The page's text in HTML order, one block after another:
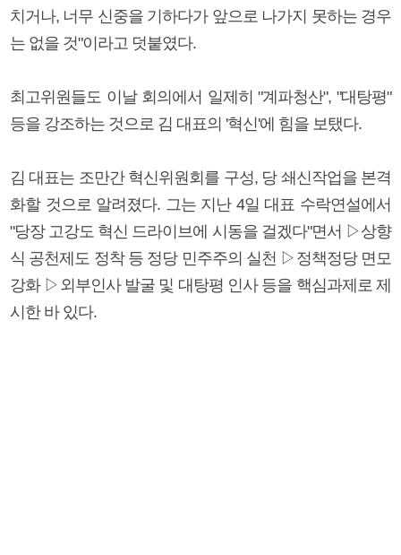
치거나, 너무 신중을 기하다가 앞으로 나가지 못하는 경우
는 없을 것"이라고 덧붙였다.
최고위원들도 이날 회의에서 일제히 "계파청산", "대탕평"
등을 강조하는 것으로 김 대표의 '혁신'에 힘을 보탰다.
김 대표는 조만간 혁신위원회를 구성, 당 쇄신작업을 본격
화할 것으로 알려졌다. 그는 지난 4일 대표 수락연설에서
"당장 고강도 혁신 드라이브에 시동을 걸겠다"면서 ▷상향
식 공천제도 정착 등 정당 민주주의 실천 ▷정책정당 면모
강화 ▷외부인사 발굴 및 대탕평 인사 등을 핵심과제로 제
시한 바 있다.